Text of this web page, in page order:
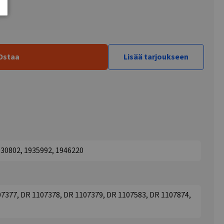
Lisää tarjoukseen
1935992, 1946220
DR 1107378, DR 1107379, DR 1107583, DR 1107874,